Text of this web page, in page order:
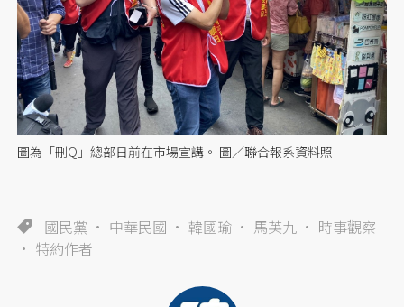
圖為「刪Q」總部日前在市場宣講。 圖／聯合報系資料照
國民黨 中華民國 韓國瑜 馬英九
時事觀察
特約作者